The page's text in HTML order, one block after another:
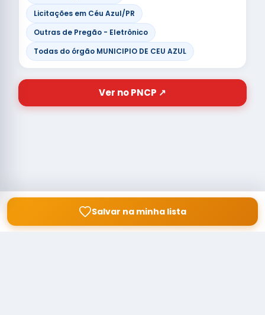
Licitações em Céu Azul/PR
Outras de Pregão - Eletrônico
Todas do órgão MUNICIPIO DE CEU AZUL
Ver no PNCP ↗
Salvar na minha lista